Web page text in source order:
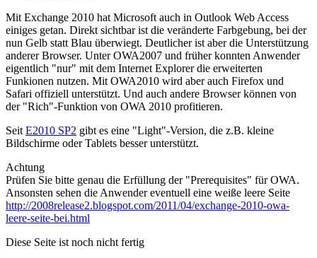
Mit Exchange 2010 hat Microsoft auch in Outlook Web Access
einiges getan. Direkt sichtbar ist die veränderte Farbgebung, bei der
nun Gelb statt Blau überwiegt. Deutlicher ist aber die Unterstützung
anderer Browser. Unter OWA2007 und früher konnten Anwender
eigentlich "nur" mit dem Internet Explorer die erweiterten
Funkionen nutzen. Mit OWA2010 wird aber auch Firefox und
Safari offiziell unterstützt. Und auch andere Browser können von
der "Rich"-Funktion von OWA 2010 profitieren.
Seit E2010 SP2 gibt es eine "Light"-Version, die z.B. kleine
Bildschirme oder Tablets besser unterstützt.
Achtung
Prüfen Sie bitte genau die Erfüllung der "Prerequisites" für OWA.
Ansonsten sehen die Anwender eventuell eine weiße leere Seite
http://2008release2.blogspot.com/2011/04/exchange-2010-owa-
leere-seite-bei.html
Diese Seite ist noch nicht fertig